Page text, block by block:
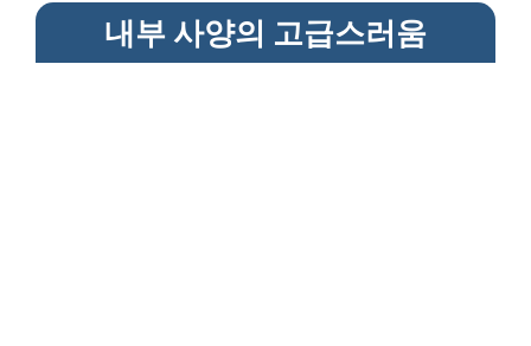
내부 사양의 고급스러움